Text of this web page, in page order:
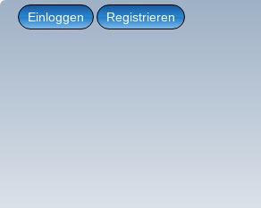
Einloggen Registrieren